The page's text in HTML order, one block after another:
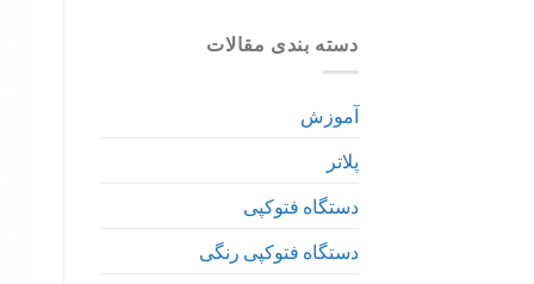
دسته بندی مقالات
آموزش
پلاتر
دستگاه فتوکپی
دستگاه فتوکپی رنگی